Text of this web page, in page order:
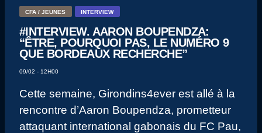
CFA / JEUNES INTERVIEW
#INTERVIEW. AARON BOUPENDZA:
“ÊTRE, POURQUOI PAS, LE NUMÉRO 9
QUE BORDEAUX RECHERCHE”
09/02 - 12H00
Cette semaine, Girondins4ever est allé à la
rencontre d’Aaron Boupendza, prometteur
attaquant international gabonais du FC Pau,